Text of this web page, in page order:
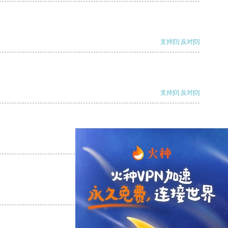
支持[0] 反对[0]
支持[0] 反对[0]
支持 [0] 反对[0]